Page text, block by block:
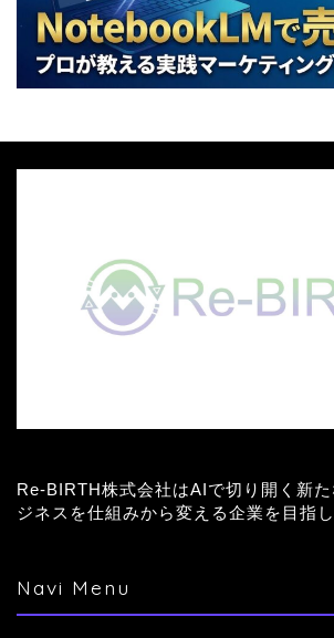
Re-BIRTH株式会社はAIで切り開く新
ジネスを仕組みから変える企業を目指し
Navi Menu